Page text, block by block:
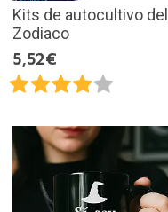
Kits de autocultivo del
Zodiaco
5,52€